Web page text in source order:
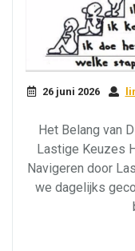
26 juni 2026
Het Belang van
Lastige Keuzes
Navigeren door
we dagelijks